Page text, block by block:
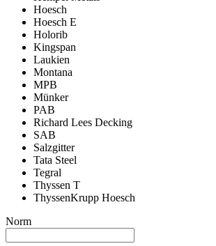
Hoesch
Hoesch E
Holorib
Kingspan
Laukien
Montana
MPB
Münker
PAB
Richard Lees Decking
SAB
Salzgitter
Tata Steel
Tegral
Thyssen T
ThyssenKrupp Hoesch
Norm